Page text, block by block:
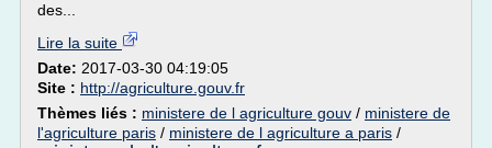
des...
Lire la suite
Date: 2017-03-30 04:19:05
Site : http://agriculture.gouv.fr
Thèmes liés : ministere de l agriculture gouv / ministere de
l'agriculture paris / ministere de l agriculture a paris /